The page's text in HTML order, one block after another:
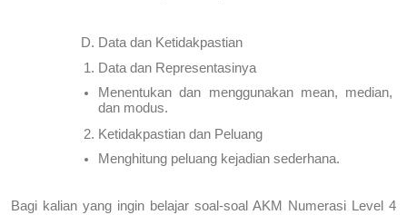
Data dan Ketidakpastian
Data dan Representasinya
Menentukan dan menggunakan mean, median,
dan modus.
Ketidakpastian dan Peluang
Menghitung peluang kejadian sederhana.
Bagi kalian yang ingin belajar soal-soal AKM Numerasi Level 4